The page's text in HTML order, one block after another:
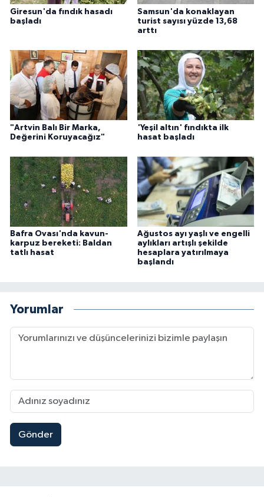
Giresun'da fındık hasadı
başladı
Samsun'da konaklayan
turist sayısı yüzde 13,68
arttı
"Artvin Balı Bir Marka,
Değerini Koruyacağız"
'Yeşil altın' fındıkta ilk
hasat başladı
Bafra Ovası'nda kavun-
karpuz bereketi: Baldan
tatlı hasat
Ağustos ayı yaşlı ve engelli
aylıkları artışlı şekilde
hesaplara yatırılmaya
başlandı
Yorumlar
Gönder